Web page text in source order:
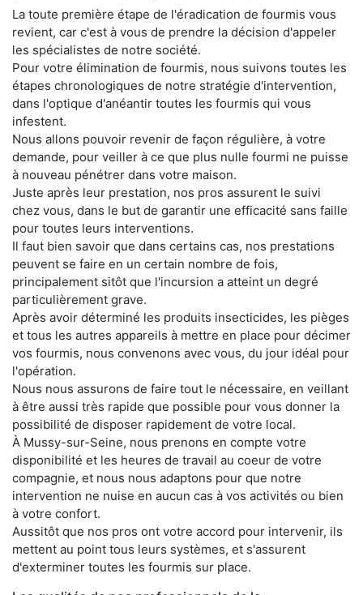
La toute première étape de l'éradication de fourmis vous
revient, car c'est à vous de prendre la décision d'appeler
les spécialistes de notre société.
Pour votre élimination de fourmis, nous suivons toutes les
étapes chronologiques de notre stratégie d'intervention,
dans l'optique d'anéantir toutes les fourmis qui vous
infestent.
Nous allons pouvoir revenir de façon régulière, à votre
demande, pour veiller à ce que plus nulle fourmi ne puisse
à nouveau pénétrer dans votre maison.
Juste après leur prestation, nos pros assurent le suivi
chez vous, dans le but de garantir une efficacité sans faille
pour toutes leurs interventions.
Il faut bien savoir que dans certains cas, nos prestations
peuvent se faire en un certain nombre de fois,
principalement sitôt que l'incursion a atteint un degré
particulièrement grave.
Après avoir déterminé les produits insecticides, les pièges
et tous les autres appareils à mettre en place pour décimer
vos fourmis, nous convenons avec vous, du jour idéal pour
l'opération.
Nous nous assurons de faire tout le nécessaire, en veillant
à être aussi très rapide que possible pour vous donner la
possibilité de disposer rapidement de votre local.
À Mussy-sur-Seine, nous prenons en compte votre
disponibilité et les heures de travail au coeur de votre
compagnie, et nous nous adaptons pour que notre
intervention ne nuise en aucun cas à vos activités ou bien
à votre confort.
Aussitôt que nos pros ont votre accord pour intervenir, ils
mettent au point tous leurs systèmes, et s'assurent
d'exterminer toutes les fourmis sur place.